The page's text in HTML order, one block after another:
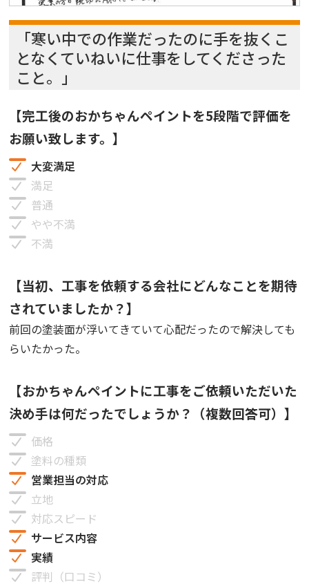
「寒い中での作業だったのに手を抜くこ
となくていねいに仕事をしてくださった
こと。」
【完工後のおかちゃんペイントを5段階で評価を
お願い致します。】
大変満足
満足
普通
やや不満
不満
【当初、工事を依頼する会社にどんなことを期待
されていましたか？】
前回の塗装面が浮いてきていて心配だったので解決しても
らいたかった。
【おかちゃんペイントに工事をご依頼いただいた
決め手は何だったでしょうか？（複数回答可）】
価格
塗料の種類
営業担当の対応
立地
対応スピード
サービス内容
実績
評判（口コミ）